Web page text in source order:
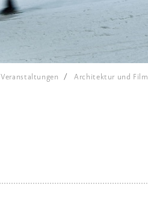
Veranstaltungen Architektur und Film